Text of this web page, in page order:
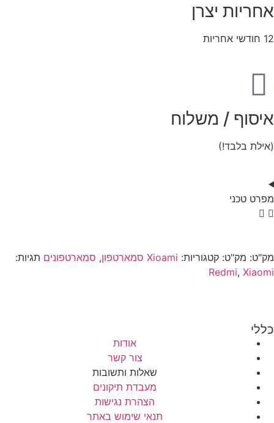
אחריות יצרן
12 חודשי אחריות
איסוף / משלוח
(אילת בלבד!)
מפרט טכני
מק"ט: מק"ט: קטגוריות: Xioami סמארטפון , סמארטפונים תגיות:
Redmi, Xiaomi
כללי
אודות
צור קשר
שאלות ותשובות
מעבדת תיקונים
הצהרת נגישות
תנאי שימוש באתר